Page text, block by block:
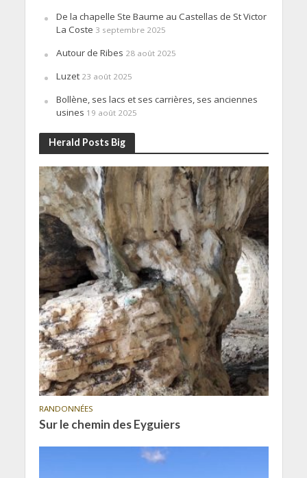
De la chapelle Ste Baume au Castellas de St Victor
La Coste 3 septembre 2025
Autour de Ribes 28 août 2025
Luzet 23 août 2025
Bollène, ses lacs et ses carrières, ses anciennes
usines 19 août 2025
Herald Posts Big
RANDONNÉES
Sur le chemin des Eyguiers